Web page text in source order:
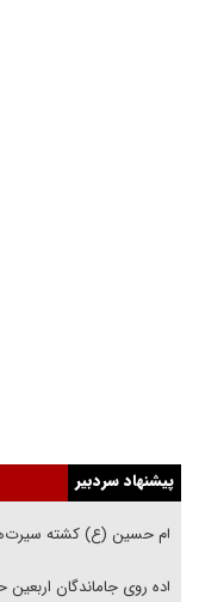
پیشنهاد سردبیر
امام حسین (ع) کشته
پیاده روی جاماندگان